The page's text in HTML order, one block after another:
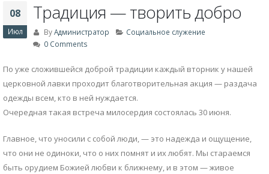
08
Июл
Традиция — творить добро
ByАдминистратор
Социальное служение
0 Comments
По уже сложившейся доброй традиции каждый вторник у нашей
церковной лавки проходит благотворительная акция — раздача
одежды всем, кто в ней нуждается.
Очередная такая встреча милосердия состоялась 30 июня.
Главное, что уносили с собой люди, — это надежда и ощущение,
что они не одиноки, что о них помнят и их любят. Мы стараемся
быть орудием Божией любви к ближнему, и в этом — живое